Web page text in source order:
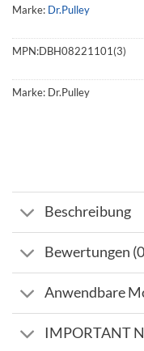
Marke: Dr.Pulley
MPN:DBH08221101(3)
Marke: Dr.Pulley
Beschreibung
Bewertungen
Anwendbare
IMPORTANT